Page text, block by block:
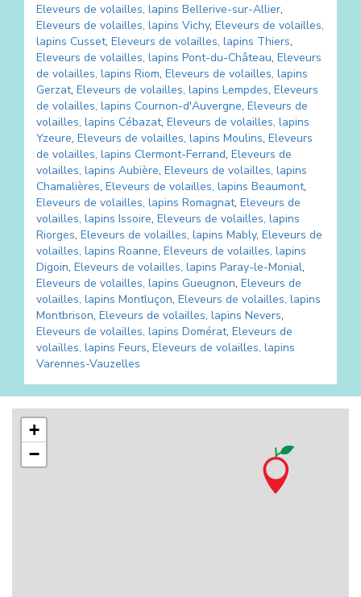
Eleveurs de volailles, lapins Bellerive-sur-Allier,
Eleveurs de volailles, lapins Vichy, Eleveurs de volailles,
lapins Cusset, Eleveurs de volailles, lapins Thiers,
Eleveurs de volailles, lapins Pont-du-Château, Eleveurs
de volailles, lapins Riom, Eleveurs de volailles, lapins
Gerzat, Eleveurs de volailles, lapins Lempdes, Eleveurs
de volailles, lapins Cournon-d'Auvergne, Eleveurs de
volailles, lapins Cébazat, Eleveurs de volailles, lapins
Yzeure, Eleveurs de volailles, lapins Moulins, Eleveurs
de volailles, lapins Clermont-Ferrand, Eleveurs de
volailles, lapins Aubière, Eleveurs de volailles, lapins
Chamalières, Eleveurs de volailles, lapins Beaumont,
Eleveurs de volailles, lapins Romagnat, Eleveurs de
volailles, lapins Issoire, Eleveurs de volailles, lapins
Riorges, Eleveurs de volailles, lapins Mably, Eleveurs de
volailles, lapins Roanne, Eleveurs de volailles, lapins
Digoin, Eleveurs de volailles, lapins Paray-le-Monial,
Eleveurs de volailles, lapins Gueugnon, Eleveurs de
volailles, lapins Montluçon, Eleveurs de volailles, lapins
Montbrison, Eleveurs de volailles, lapins Nevers,
Eleveurs de volailles, lapins Domérat, Eleveurs de
volailles, lapins Feurs, Eleveurs de volailles, lapins
Varennes-Vauzelles
+
−